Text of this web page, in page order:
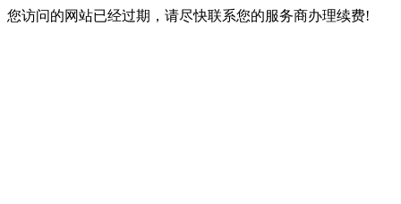
您访问的网站已经过期，请尽快联系您的服务商办理续费!